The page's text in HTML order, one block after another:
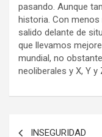
pasando. Aunque
historia. Con
salido delante de
que llevamos
mundial, no
neoliberales y X, Y y
INSEGURIDAD